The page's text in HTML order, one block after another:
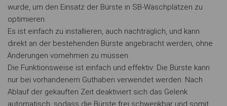
wurde, um den Einsatz der Bürste in SB-Waschplätzen zu
optimieren.
Es ist einfach zu installieren, auch nachträglich, und kann
direkt an der bestehenden Bürste angebracht werden, ohne
Änderungen vornehmen zu müssen.
Die Funktionsweise ist einfach und effektiv: Die Bürste kann
nur bei vorhandenem Guthaben verwendet werden. Nach
Ablauf der gekauften Zeit deaktiviert sich das Gelenk
automatisch, sodass die Bürste frei schwenkbar und somit